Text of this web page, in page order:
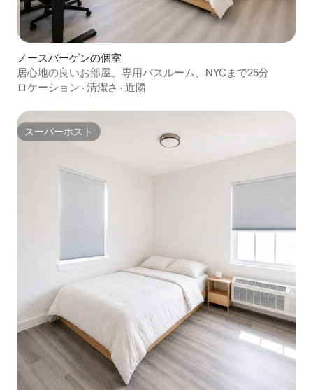
ノースバーゲンの個室
居心地の良いお部屋、専用バスルーム、NYCまで25分
ロケーション · 清潔さ · 近隣
スーパーホスト
スーパーホスト